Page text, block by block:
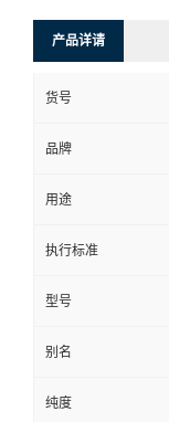
产品详请
货号
品牌
用途
执行标准
型号
别名
纯度